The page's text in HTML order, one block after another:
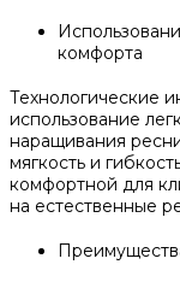
комфорта
Технологические
использование
наращивания
мягкость и
комфортной для
на естественные